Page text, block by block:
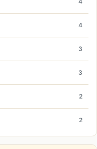
4
3
3
2
2